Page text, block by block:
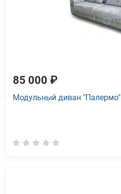
85 000 ₽
Модульный диван "Палермо"